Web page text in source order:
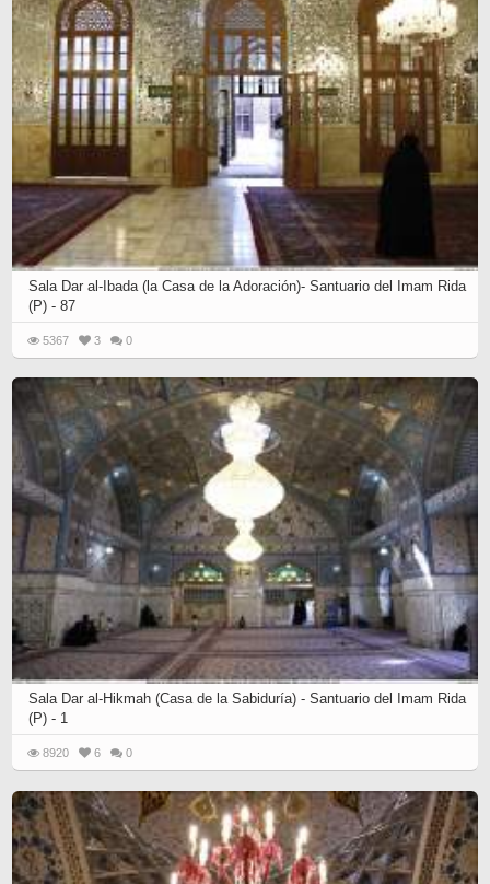
Sala Dar al-Ibada (la Casa de la Adoración)- Santuario del Imam Rida
(P) - 87
5367 3 0
Sala Dar al-Hikmah (Casa de la Sabiduría) - Santuario del Imam Rida
(P) - 1
8920 6 0